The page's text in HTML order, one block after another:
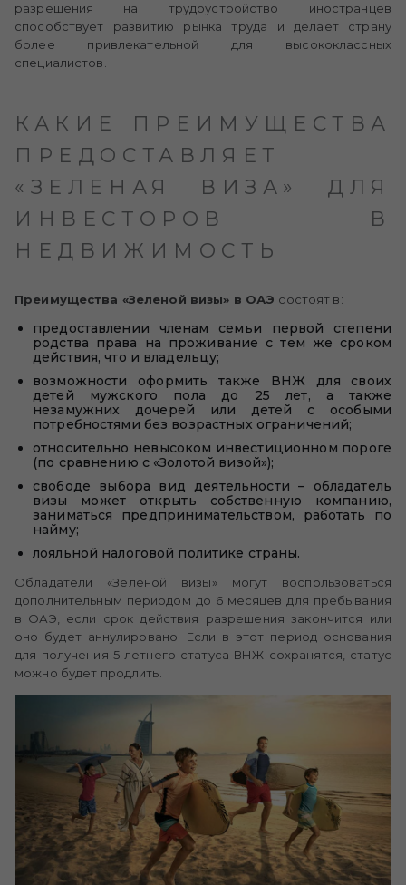
разрешения на трудоустройство иностранцев
способствует развитию рынка труда и делает страну
более привлекательной для высококлассных
специалистов.
КАКИЕ ПРЕИМУЩЕСТВА
ПРЕДОСТАВЛЯЕТ
«ЗЕЛЕНАЯ ВИЗА» ДЛЯ
ИНВЕСТОРОВ В
НЕДВИЖИМОСТЬ
Преимущества «Зеленой визы» в ОАЭ состоят в:
предоставлении членам семьи первой степени
родства права на проживание с тем же сроком
действия, что и владельцу;
возможности оформить также ВНЖ для своих
детей мужского пола до 25 лет, а также
незамужних дочерей или детей с особыми
потребностями без возрастных ограничений;
относительно невысоком инвестиционном пороге
(по сравнению с «Золотой визой»);
свободе выбора вид деятельности – обладатель
визы может открыть собственную компанию,
заниматься предпринимательством, работать по
найму;
лояльной налоговой политике страны.
Обладатели «Зеленой визы» могут воспользоваться
дополнительным периодом до 6 месяцев для пребывания
в ОАЭ, если срок действия разрешения закончится или
оно будет аннулировано. Если в этот период основания
для получения 5-летнего статуса ВНЖ сохранятся, статус
можно будет продлить.